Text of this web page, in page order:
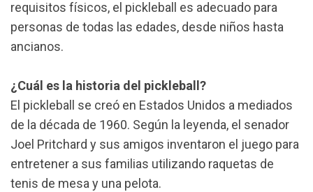
requisitos físicos, el pickleball es adecuado para
personas de todas las edades, desde niños hasta
ancianos.
¿Cuál es la historia del pickleball?
El pickleball se creó en Estados Unidos a mediados
de la década de 1960. Según la leyenda, el senador
Joel Pritchard y sus amigos inventaron el juego para
entretener a sus familias utilizando raquetas de
tenis de mesa y una pelota.